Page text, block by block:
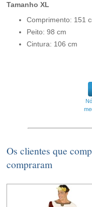
Tamanho XL
Comprimento: 151
Peito: 98 cm
Cintura: 106 cm
Os clientes que
compraram